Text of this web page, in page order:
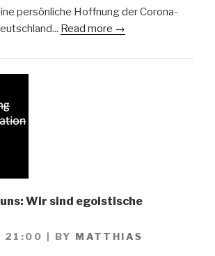
persönliche Hoffnung der Corona-
Read more →
Wir sind egoistische
21:00 BY MATTHIAS